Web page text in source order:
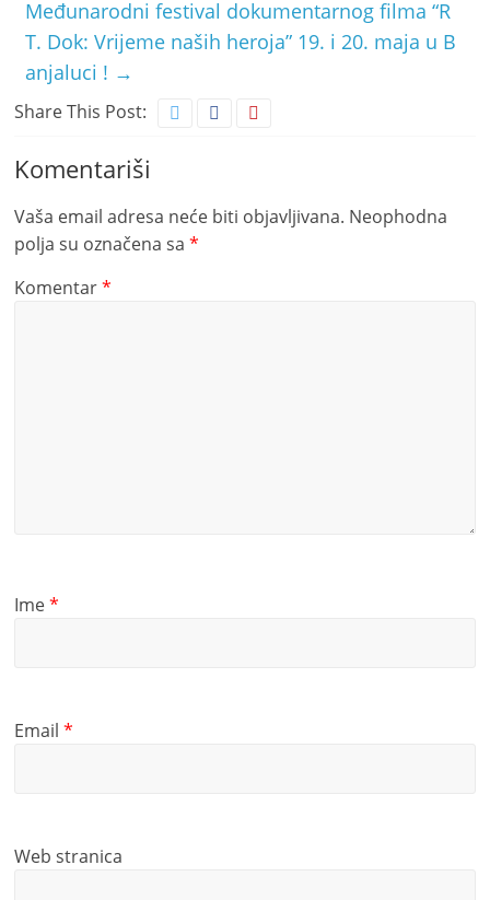
Međunarodni festival dokumentarnog filma “R
T. Dok: Vrijeme naših heroja” 19. i 20. maja u B
anjaluci ! →
Share This Post:
Komentariši
Vaša email adresa neće biti objavljivana. Neophodna
polja su označena sa*
Komentar*
Ime*
Email*
Web stranica